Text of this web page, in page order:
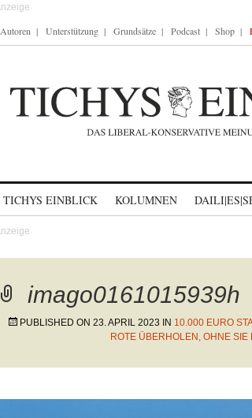
Autoren Unterstützung Grundsätze Podcast Shop
TICHYS EINBLICK KOLUMNEN
imago0161015939h
PUBLISHED ON 23. APRIL 2023 IN 10.000 EURO
ROTE ÜBERHOLEN, OHNE SIE